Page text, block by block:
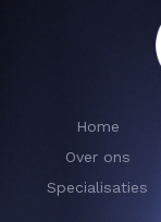
Home
Over ons
Specialisaties